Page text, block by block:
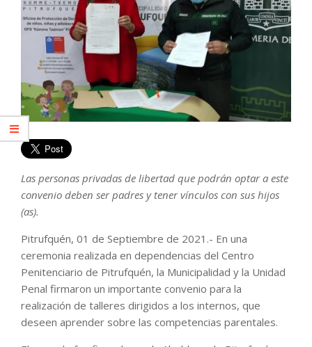
Las personas privadas de libertad que podrán optar a este
convenio deben ser padres y tener vínculos con sus hijos
(as).
Pitrufquén, 01 de Septiembre de 2021.- En una
ceremonia realizada en dependencias del Centro
Penitenciario de Pitrufquén, la Municipalidad y la Unidad
Penal firmaron un importante convenio para la
realización de talleres dirigidos a los internos, que
deseen aprender sobre las competencias parentales.